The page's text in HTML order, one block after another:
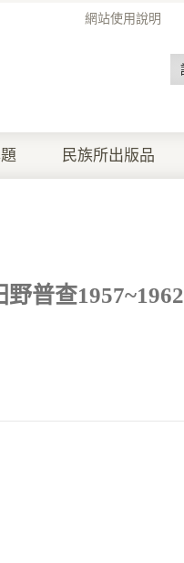
網站使用說明
民族所出版品
普查1957~1962